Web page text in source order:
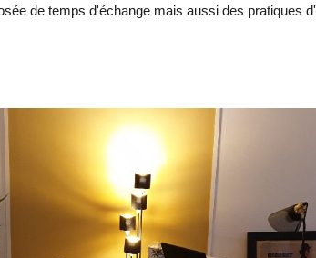
de temps d'échange mais aussi des pratiques